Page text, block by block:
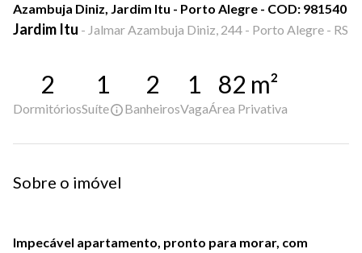
Azambuja Diniz, Jardim Itu - Porto Alegre - COD: 981540
Jardim Itu - Jalmar Azambuja Diniz, 244 - Porto Alegre - RS
2
Dormitórios
1
Suíte
2
Banheiros
1
Vaga
82 m²
Área Privativa
Sobre o imóvel
Impecável apartamento, pronto para morar, com